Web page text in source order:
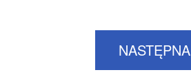
NASTĘPNA